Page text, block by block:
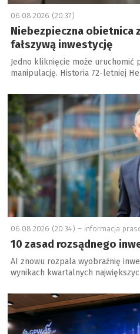
06.08.2026 (20:37)
Niebezpieczna obietnica
fałszywą inwestycję
Jedno kliknięcie może uruchomić
manipulację. Historia 72-letniej
a
06.08.2026 (20:34) – informacja
10 zasad rozsądnego
AI znowu rozpala wyobraźnię
wynikach kwartalnych
a